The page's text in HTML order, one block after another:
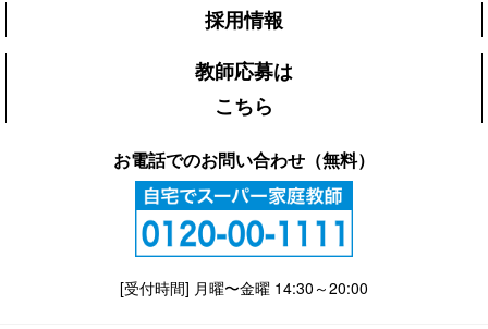
採用情報
教師応募は
こちら
お電話でのお問い合わせ（無料）
[受付時間] 月曜〜金曜 14:30～20:00